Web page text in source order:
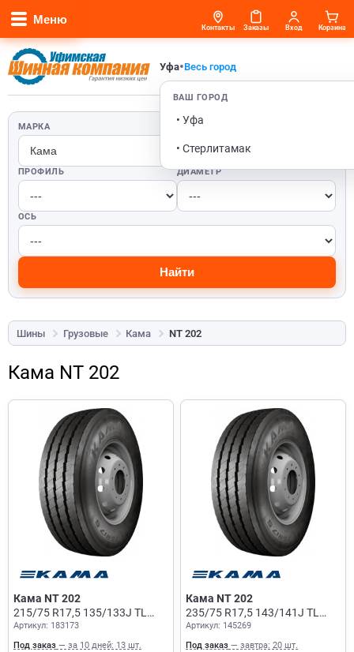
Меню
Уфа•Весь город
ВАШ ГОРОД
• Уфа
• Стерлитамак
Контакты Заказы Вход Корзина
МАРКА ШИРИНА
ПРОФИЛЬ ДИАМЕТР
ОСЬ
Найти
Шины Грузовые Кама NT 202
Кама NT 202
Кама NT 202
215/75 R17,5 135/133J TL
Прицеп
Артикул: 183173
Под заказ — за 10 дней: 13 шт.
Кама NT 202
235/75 R17,5 143/141J TL
Прицеп
Артикул: 145269
Под заказ — завтра: 20 шт.